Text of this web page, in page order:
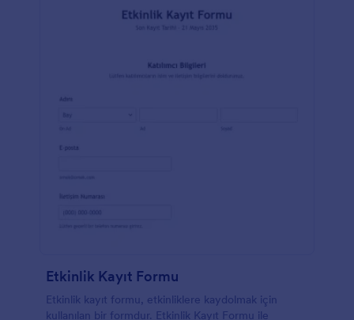
Etkinlik Kayıt Formu
Etkinlik kayıt formu, etkinliklere kaydolmak için
kullanılan bir formdur. Etkinlik Kayıt Formu ile